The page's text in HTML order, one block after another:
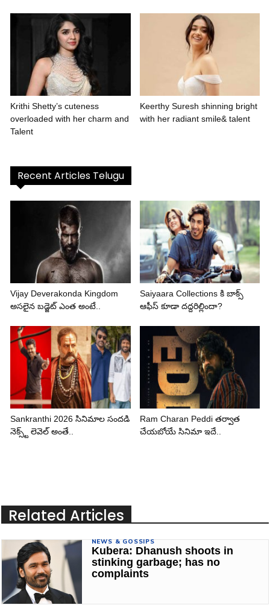
Krithi Shetty’s cuteness
overloaded with her charm and
Talent
Keerthy Suresh shinning bright
with her radiant smile& talent
Recent Articles Telugu
Vijay Deverakonda Kingdom
అసలైన బడ్జెట్ ఎంత అంటే..
Saiyaara Collections కి బాక్స్
ఆఫీస్ కూడా దద్దరిల్లిందా?
Sankranthi 2026 సినిమాల సందడి
నెక్స్ట్ లెవెల్ అంతే..
Ram Charan Peddi తర్వాత
చేయబోయే సినిమా ఇదే..
Related Articles
NEWS & GOSSIPS
Kubera: Dhanush shoots in
stinking garbage; has no
complaints